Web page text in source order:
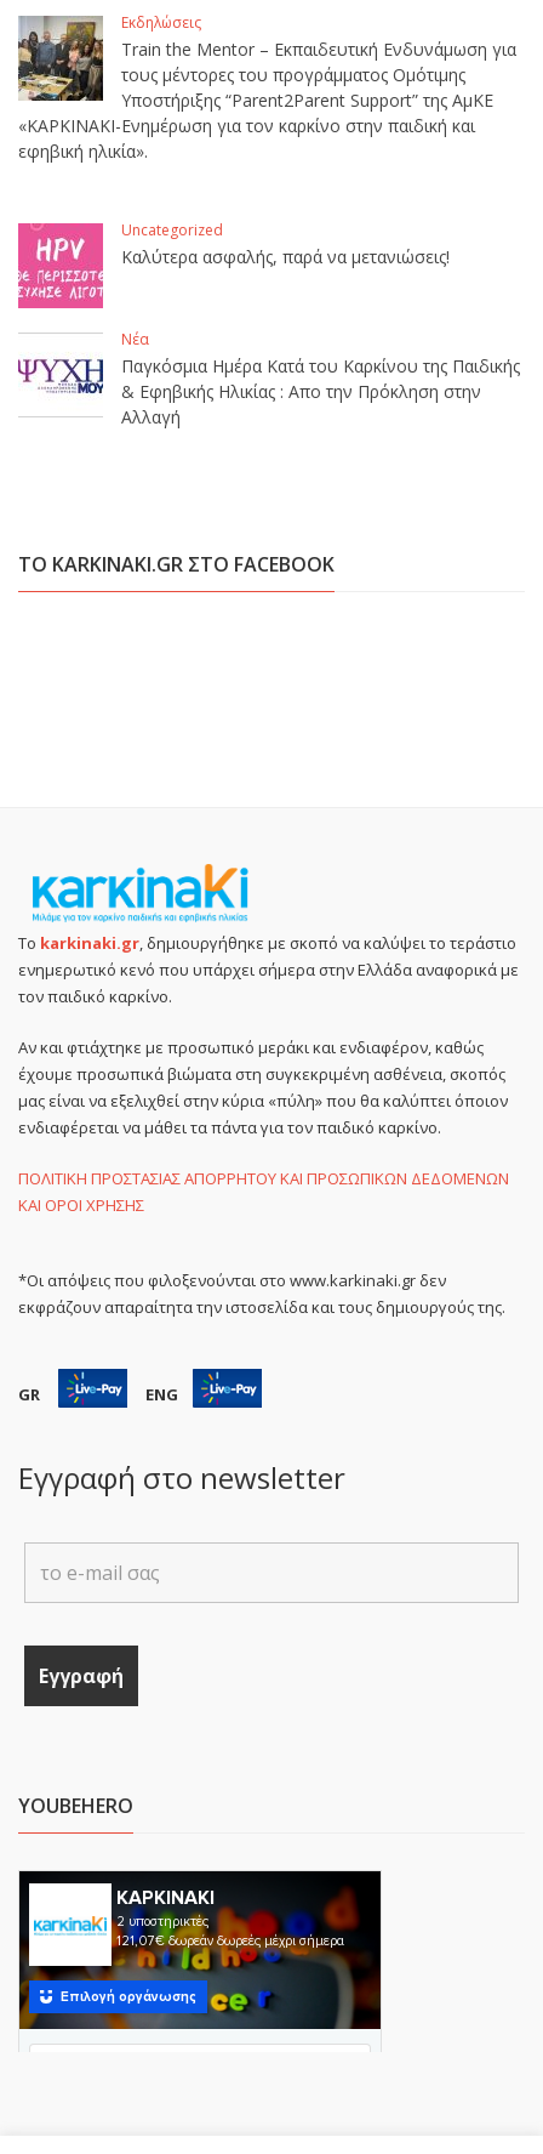
Εκδηλώσεις
Train the Mentor – Εκπαιδευτική Ενδυνάμωση για
τους μέντορες του προγράμματος Ομότιμης
Υποστήριξης “Parent2Parent Support” της ΑμΚΕ
«ΚΑΡΚΙΝΑΚΙ-Ενημέρωση για τον καρκίνο στην παιδική και
εφηβική ηλικία».
Uncategorized
Καλύτερα ασφαλής, παρά να μετανιώσεις!
Νέα
Παγκόσμια Ημέρα Κατά του Καρκίνου της Παιδικής
& Εφηβικής Ηλικίας : Απο την Πρόκληση στην
Αλλαγή
ΤΟ KARKINAKI.GR ΣΤΟ FACEBOOK
Το karkinaki.gr, δημιουργήθηκε με σκοπό να καλύψει το τεράστιο
ενημερωτικό κενό που υπάρχει σήμερα στην Ελλάδα αναφορικά με
τον παιδικό καρκίνο.
Αν και φτιάχτηκε με προσωπικό μεράκι και ενδιαφέρον, καθώς
έχουμε προσωπικά βιώματα στη συγκεκριμένη ασθένεια, σκοπός
μας είναι να εξελιχθεί στην κύρια «πύλη» που θα καλύπτει όποιον
ενδιαφέρεται να μάθει τα πάντα για τον παιδικό καρκίνο.
ΠΟΛΙΤΙΚΗ ΠΡΟΣΤΑΣΙΑΣ ΑΠΟΡΡΗΤΟΥ ΚΑΙ ΠΡΟΣΩΠΙΚΩΝ ΔΕΔΟΜΕΝΩΝ
ΚΑΙ ΟΡΟΙ ΧΡΗΣΗΣ
*Οι απόψεις που φιλοξενούνται στο www.karkinaki.gr δεν
εκφράζουν απαραίτητα την ιστοσελίδα και τους δημιουργούς της.
GR ENG
Εγγραφή στο newsletter
YOUBEHERO